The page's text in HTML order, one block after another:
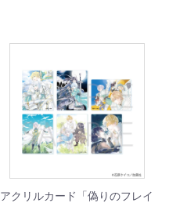
アクリルカード「偽りのフレイ